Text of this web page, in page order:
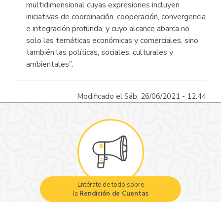
multidimensional cuyas expresiones incluyen
iniciativas de coordinación, cooperación, convergencia
e integración profunda, y cuyo alcance abarca no
solo las temáticas económicas y comerciales, sino
también las políticas, sociales, culturales y
ambientales”.
Modificado el Sáb, 26/06/2021 - 12:44
Entérate de todo sobre
la Rendición de Cuentas